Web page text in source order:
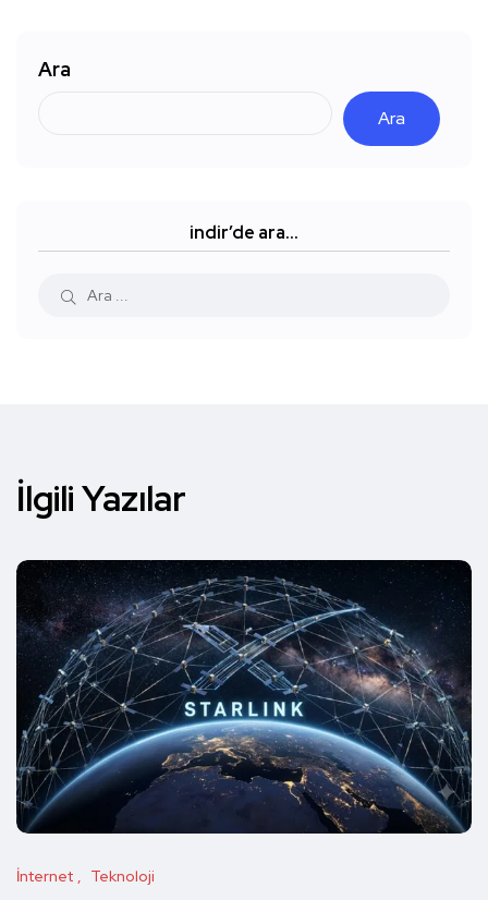
Ara
Ara
indir’de ara…
İlgili Yazılar
İnternet Teknoloji